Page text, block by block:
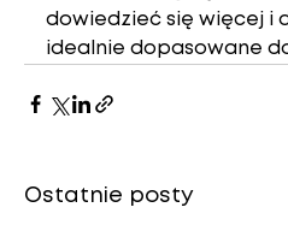
dowiedzieć się więcej i
idealnie dopasowane
Ostatnie posty